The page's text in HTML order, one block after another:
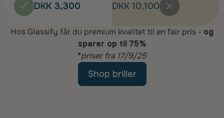
DKK 3,300 DKK 10,100
Hos Glassify får du premium kvalitet til en fair pris - og
sparer op til 75%
*priser fra 17/9/25
Shop briller